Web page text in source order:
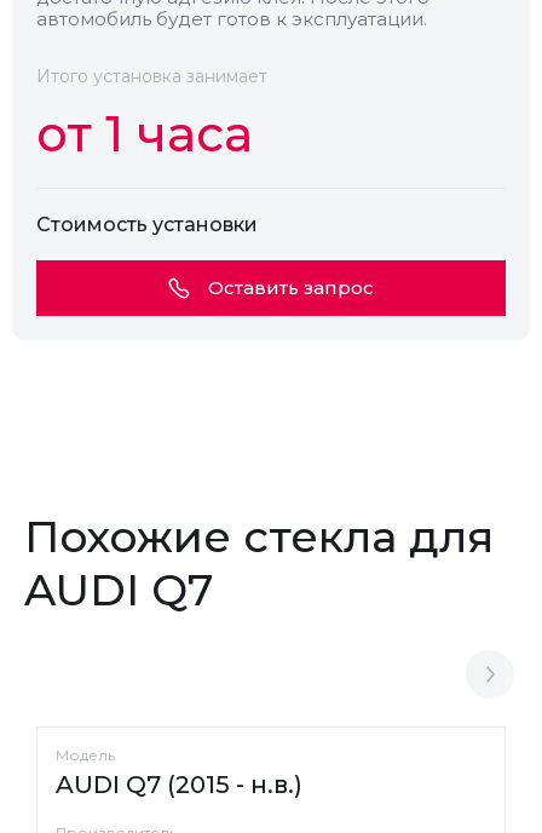
автомобиль будет готов к эксплуатации.
Итого установка занимает
от 1 часа
Стоимость установки
Оставить запрос
Похожие стекла для
AUDI Q7
Модель
AUDI Q7 (2015 - н.в.)